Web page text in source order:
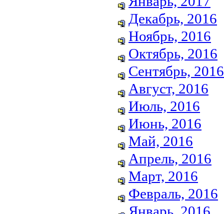
Декабрь, 2016
Ноябрь, 2016
Октябрь, 2016
Сентябрь, 2016
Август, 2016
Июль, 2016
Июнь, 2016
Май, 2016
Апрель, 2016
Март, 2016
Февраль, 2016